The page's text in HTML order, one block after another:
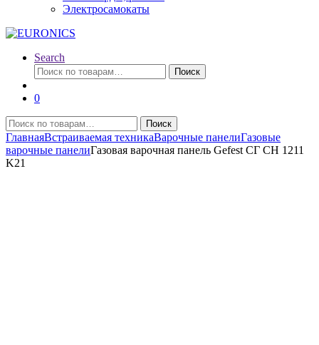
Электросамокаты
Search
Искать:
Поиск
0
Искать:
Поиск
ГлавнаяВстраиваемая техникаВарочные панелиГазовые
варочные панелиГазовая варочная панель Gefest СГ СН 1211
K21